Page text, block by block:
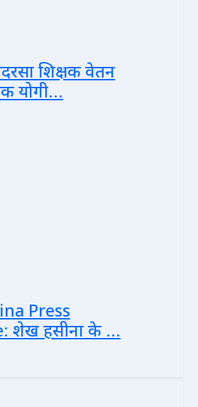
शिक्षक वेतन
योगी...
Press
शेख हसीना के ...